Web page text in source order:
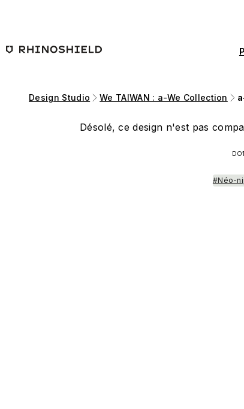
Design Studio We TAIWAN : a-We Collection
Désolé, ce design n'est pas
#Néo-